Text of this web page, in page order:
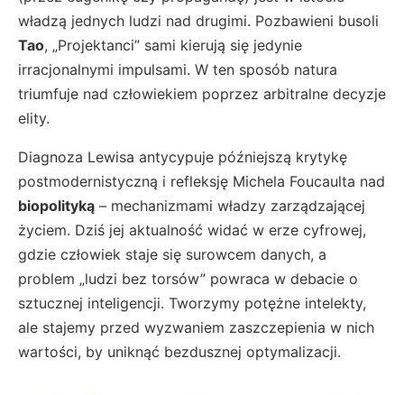
władzą jednych ludzi nad drugimi. Pozbawieni busoli
Tao, „Projektanci” sami kierują się jedynie
irracjonalnymi impulsami. W ten sposób natura
triumfuje nad człowiekiem poprzez arbitralne decyzje
elity.
Diagnoza Lewisa antycypuje późniejszą krytykę
postmodernistyczną i refleksję Michela Foucaulta nad
biopolityką – mechanizmami władzy zarządzającej
życiem. Dziś jej aktualność widać w erze cyfrowej,
gdzie człowiek staje się surowcem danych, a
problem „ludzi bez torsów” powraca w debacie o
sztucznej inteligencji. Tworzymy potężne intelekty,
ale stajemy przed wyzwaniem zaszczepienia w nich
wartości, by uniknąć bezdusznej optymalizacji.